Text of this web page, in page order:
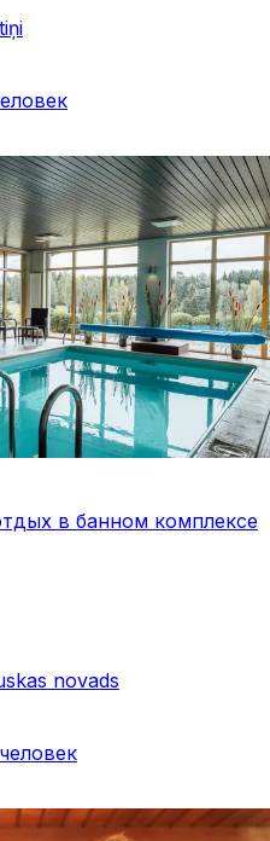
в банном комплексе
novads